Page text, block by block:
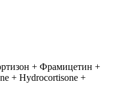
+ Фрамицетин +
+ Hydrocortisone +